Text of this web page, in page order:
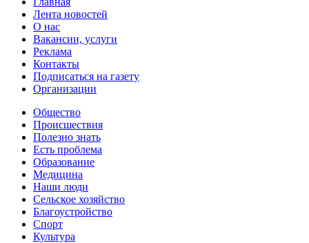
Лента новостей
О нас
Вакансии, услуги
Реклама
Контакты
Подписаться на газету
Организации
Общество
Происшествия
Полезно знать
Есть проблема
Образование
Медицина
Наши люди
Сельское хозяйство
Благоустройство
Спорт
Культура